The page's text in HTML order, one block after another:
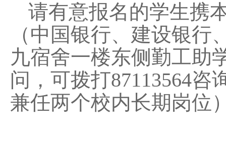
请有意报名的学生携
（中国银行、建设银
九宿舍一楼东侧勤工助
问，可拨打87113564
兼任两个校内长期岗位